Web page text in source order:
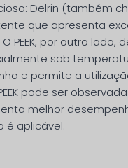
Delrin (também
que apresenta
PEEK, por outro lado,
sob
e permite a
pode ser
melhor
é aplicável.